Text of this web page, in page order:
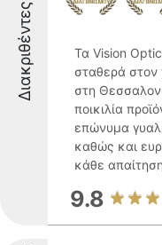
Διακριθέντες
Τα Vision
σταθερά στον
στη
ποικιλία
επώνυμα
καθώς και
κάθε
9.8